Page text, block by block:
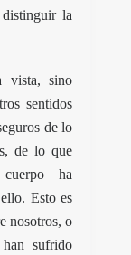
la
vista, sino
sentidos
de lo
de lo que
cuerpo ha
Esto es
nosotros, o
sufrido